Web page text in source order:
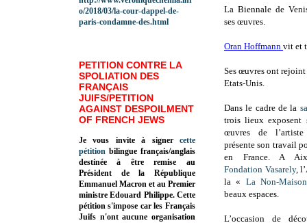
La Biennale de
ses œuvres.
Oran Hoffmann vit et
Ses œuvres ont
Etats-Unis.
Dans le cadre de la
trois lieux exposent
œuvres de
présente son travail
en France. A
Fondation Vasarely,
la « La Non-Maison
beaux espaces.
L’occasion de
o/2018/03/la-cour-dappel-de-
paris-condamne-des.html
PETITION CONTRE LA
SPOLIATION DES
FRANÇAIS
JUIFS/PETITION
AGAINST DESPOILMENT
OF FRENCH JEWS
Je vous invite à signer cette
pétition bilingue français/anglais
destinée à être remise au
Président de la République
Emmanuel Macron et au Premier
ministre Edouard Philippe. Cette
pétition s'impose car les Français
Juifs n'ont aucune organisation